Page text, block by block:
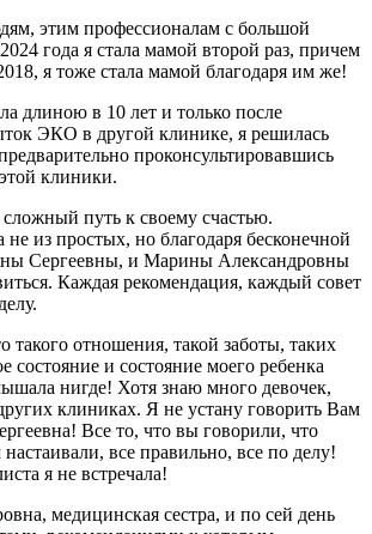
этим профессионалам с большой
года я стала мамой второй раз, причем
я тоже стала мамой благодаря им же!
длиною в 10 лет и только после
ЭКО в другой клинике, я решилась
проконсультировавшись
клиники.
путь к своему счастью.
не из простых, но благодаря бесконечной
Сергеевны, и Марины Александровны
Каждая рекомендация, каждый совет
такого отношения, такой заботы, таких
состояние и состояние моего ребенка
нигде! Хотя знаю много девочек,
клиниках. Я не устану говорить Вам
Все то, что вы говорили, что
все правильно, все по делу!
я не встречала!
медицинская сестра, и по сей день